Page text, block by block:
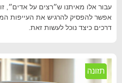
עבור אלו מאיתנו ש״רצים על אדים״,
דרכים כיצד נוכל לעשות זאת.
תזונה